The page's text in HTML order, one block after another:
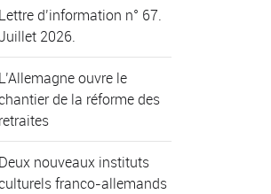
Lettre d’information n° 67.
2026.
L’Allemagne ouvre le
de la réforme des
retraites
Deux nouveaux instituts
franco-allemands